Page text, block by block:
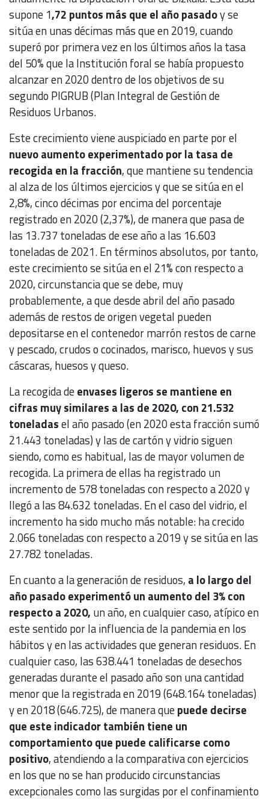
supone 1,72 puntos más que el año pasadoy se
sitúa en unas décimas más que en 2019, cuando
superó por primera vez en los últimos años la tasa
del 50% que la Institución foral se había propuesto
alcanzar en 2020 dentro de los objetivos de su
segundo PIGRUB (Plan Integral de Gestión de
Residuos Urbanos.
Este crecimiento viene auspiciado en parte por el
nuevo aumento experimentado por la tasa de
recogida en la fracción, que mantiene su tendencia
al alza de los últimos ejercicios y que se sitúa en el
2,8%, cinco décimas por encima del porcentaje
registrado en 2020 (2,37%), de manera que pasa de
las 13.737 toneladas de ese año a las 16.603
toneladas de 2021. En términos absolutos, por tanto,
este crecimiento se sitúa en el 21% con respecto a
2020, circunstancia que se debe, muy
probablemente, a que desde abril del año pasado
además de restos de origen vegetal pueden
depositarse en el contenedor marrón restos de carne
y pescado, crudos o cocinados, marisco, huevos y sus
cáscaras, huesos y queso.
La recogida deenvases ligeros se mantiene en
cifras muy similares a las de 2020, con 21.532
toneladasel año pasado (en 2020 esta fracción sumó
21.443 toneladas) y las de cartón y vidrio siguen
siendo, como es habitual, las de mayor volumen de
recogida. La primera de ellas ha registrado un
incremento de 578 toneladas con respecto a 2020 y
llegó a las 84.632 toneladas. En el caso del vidrio, el
incremento ha sido mucho más notable: ha crecido
2.066 toneladas con respecto a 2019 y se sitúa en las
27.782 toneladas.
En cuanto a la generación de residuos, a lo largo del
año pasado experimentó un aumento del 3% con
respecto a 2020, un año, en cualquier caso, atípico en
este sentido por la influencia de la pandemia en los
hábitos y en las actividades que generan residuos. En
cualquier caso, las 638.441 toneladas de desechos
generadas durante el pasado año son una cantidad
menor que la registrada en 2019 (648.164 toneladas)
y en 2018 (646.725), de manera quepuede decirse
que este indicador también tiene un
comportamiento que puede calificarse como
positivo, atendiendo a la comparativa con ejercicios
en los que no se han producido circunstancias
excepcionales como las surgidas por el confinamiento